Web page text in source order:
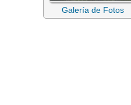
Galería de Fotos